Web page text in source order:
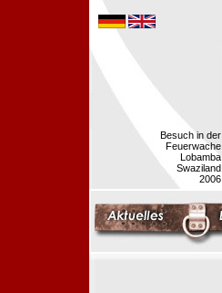
Besuch in der
Feuerwache
Lobamba
Swaziland
2006